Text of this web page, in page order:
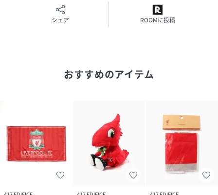
シェア ROOMに投稿
おすすめのアイテム